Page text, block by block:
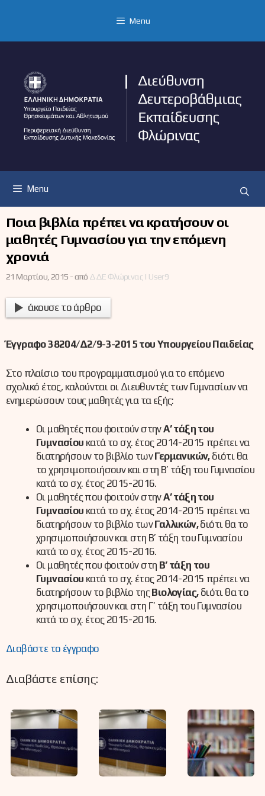
Menu
Menu
Ποια βιβλία πρέπει να κρατήσουν οι
μαθητές Γυμνασίου για την επόμενη
χρονιά
21 Μαρτίου, 2015 -από ΔΔΕ Φλώρινας | User9
άκουσε το άρθρο
Έγγραφο 38204/Δ2/9-3-2015 του Υπουργείου Παιδείας
Στο πλαίσιο του προγραμματισμού για το επόμενο
σχολικό έτος, καλούνται οι Διευθυντές των Γυμνασίων να
ενημερώσουν τους μαθητές για τα εξής:
Οι μαθητές που φοιτούν στηνΑ’ τάξη του
Γυμνασίου κατά το σχ. έτος 2014-2015 πρέπει να
διατηρήσουν το βιβλίο τωνΓερμανικών,διότι θα
το χρησιμοποιήσουν και στη Β’ τάξη του Γυμνασίου
κατά το σχ. έτος 2015-2016.
Οι μαθητές που φοιτούν στηνΑ’ τάξη του
Γυμνασίου κατά το σχ. έτος 2014-2015 πρέπει να
διατηρήσουν το βιβλίο τωνΓαλλικών,διότι θα το
χρησιμοποιήσουν και στη Β’ τάξη του Γυμνασίου
κατά το σχ. έτος 2015-2016.
Οι μαθητές που φοιτούν στη Β’ τάξη του
Γυμνασίου κατά το σχ. έτος 2014-2015 πρέπει να
διατηρήσουν το βιβλίο τηςΒιολογίας,διότι θα το
χρησιμοποιήσουν και στη Γ’ τάξη του Γυμνασίου
κατά το σχ. έτος 2015-2016.
Διαβάστε το έγγραφο
Διαβάστε επίσης: